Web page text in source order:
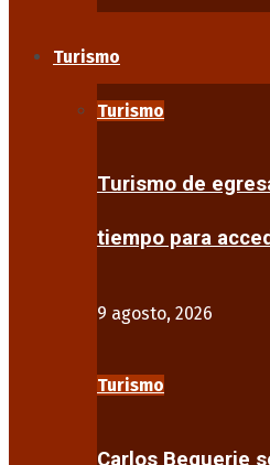
Turismo
Turismo
Turismo de
tiempo para
9 agosto, 2026
Turismo
Carlos Beguerie